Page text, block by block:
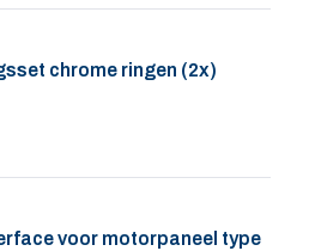
chrome ringen (2x)
voor motorpaneel type